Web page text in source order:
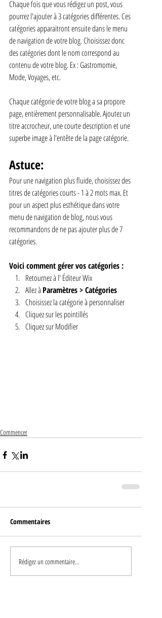
Chaque fois que vous rédigez un post, vous
pourrez l'ajouter à 3 catégories différentes. Ces
catégories apparaitront ensuite dans le menu
de navigation de votre blog. Choisissez donc
des catégories dont le nom correspond au
contenu de votre blog. Ex : Gastromomie,
Mode, Voyages, etc.
Chaque catégorie de votre blog a sa propore
page, entièrement personnalisable. Ajoutez un
titre accrocheur, une courte description et une
superbe image à l'entête de la page catégorie.
Astuce:
Pour une navigation plus fluide, choisissez des
titres de catégories courts - 1 à 2 mots max. Et
pour un aspect plus esthétique dans votre
menu de navigation de blog, nous vous
recommandons de ne pas ajouter plus de 7
catégories.
Voici comment gérer vos catégories :
Retournez à l' Éditeur Wix
Allez à Paramètres > Catégories
Choisissez la catégorie à personnaliser
Cliquez sur les pointillés
Cliquez sur Modifier
Commencer
Commentaires
Rédigez un commentaire...